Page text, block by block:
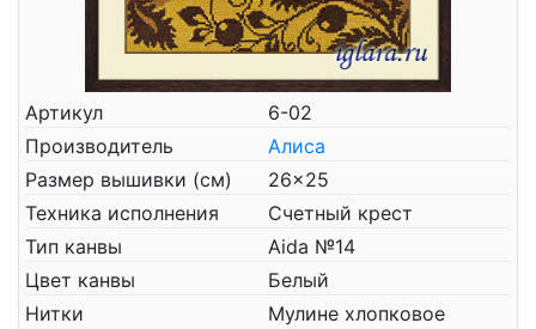
Артикул
6-02
Производитель
Алиса
Размер вышивки (см)
26x25
Техника исполнения
Счетный крест
Тип канвы
Aida №14
Цвет канвы
Белый
Нитки
Мулине хлопковое